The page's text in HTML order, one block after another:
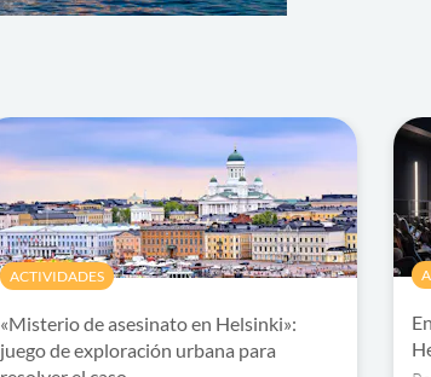
ACTIVIDADES
«Misterio de asesinato en Helsinki»:
juego de exploración urbana para